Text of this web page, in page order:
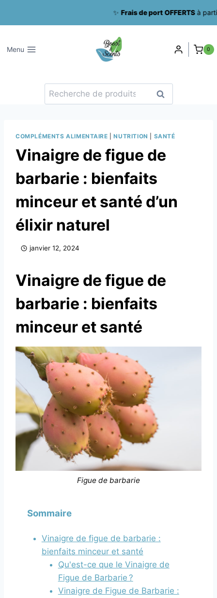
Frais de port OFFERTSà partir de
Menu 0
Recherche
pour :
Recherche
COMPLÉMENTS ALIMENTAIRE |NUTRITION SANTÉ
Vinaigre de figue de
barbarie : bienfaits
minceur et santé d’un
élixir naturel
janvier 12, 2024
Vinaigre de figue de
barbarie : bienfaits
minceur et santé
Figue de barbarie
Sommaire
Vinaigre de figue de barbarie :
bienfaits minceur et santé
Qu'est-ce que le Vinaigre de
Figue de Barbarie ?
Vinaigre de Figue de Barbarie :